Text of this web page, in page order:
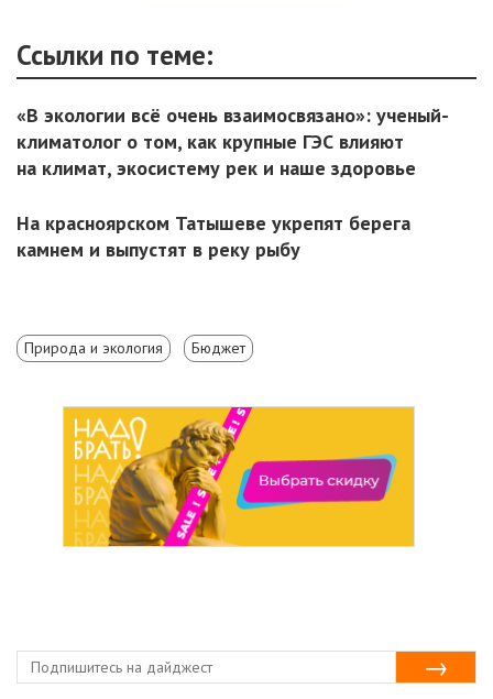
Ссылки по теме:
«В экологии всё очень взаимосвязано»: ученый-
климатолог о том, как крупные ГЭС влияют
на климат, экосистему рек и наше здоровье
На красноярском Татышеве укрепят берега
камнем и выпустят в реку рыбу
Природа и экология Бюджет